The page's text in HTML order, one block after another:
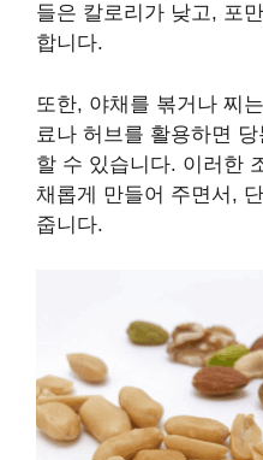
들은 칼로리가 낮고, 포
합니다.
또한, 야채를 볶거나 찌
료나 허브를 활용하면
할 수 있습니다. 이러한
채롭게 만들어 주면서,
줍니다.